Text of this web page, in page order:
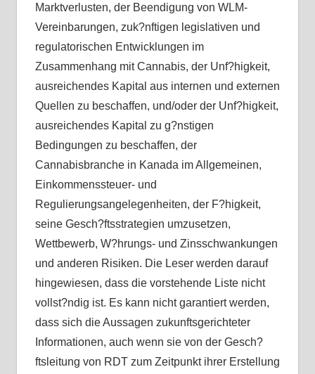
Marktverlusten, der Beendigung von WLM-
Vereinbarungen, zuk?nftigen legislativen und
regulatorischen Entwicklungen im
Zusammenhang mit Cannabis, der Unf?higkeit,
ausreichendes Kapital aus internen und externen
Quellen zu beschaffen, und/oder der Unf?higkeit,
ausreichendes Kapital zu g?nstigen
Bedingungen zu beschaffen, der
Cannabisbranche in Kanada im Allgemeinen,
Einkommenssteuer- und
Regulierungsangelegenheiten, der F?higkeit,
seine Gesch?ftsstrategien umzusetzen,
Wettbewerb, W?hrungs- und Zinsschwankungen
und anderen Risiken. Die Leser werden darauf
hingewiesen, dass die vorstehende Liste nicht
vollst?ndig ist. Es kann nicht garantiert werden,
dass sich die Aussagen zukunftsgerichteter
Informationen, auch wenn sie von der Gesch?
ftsleitung von RDT zum Zeitpunkt ihrer Erstellung